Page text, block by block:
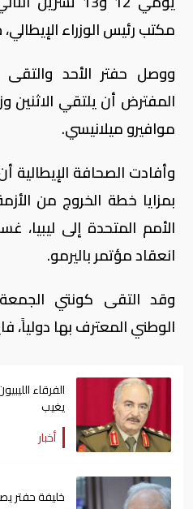
مكتب رئيس الوزراء
ووصل حفتر الأحد
المفترض أن يلتقي الاثنين
موافيرو ميلانيسي.
وأفادت الصحافة الإيطالية
بمزايا خطة الخروج من
الأمم المتحدة إلى
انعقاد مؤتمر باليرمو.
وقد التقى كونتي
الوطني المعترف بها دولياً،
الفرقاء
يغيب
أخبار
خليفة حفتر